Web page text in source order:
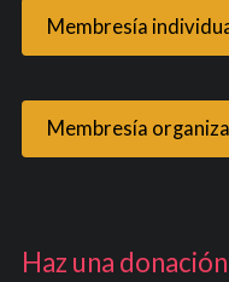
Membresía
Membresía
Haz una donación